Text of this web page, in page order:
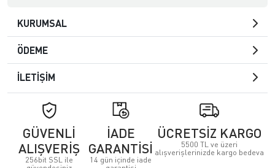
KURUMSAL
ÖDEME
İLETİŞİM
GÜVENLİ
ALIŞVERİŞ
256bit SSL ile
İADE
GARANTİSİ
14 gün içinde iade
ÜCRETSİZ KARGO
5500 TL ve üzeri
alışverişlerinizde kargo bedeva